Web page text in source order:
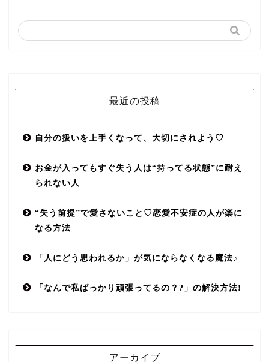
最近の投稿
自分の扱いを上手くなって、大切にされよう♡
お金が入ってもすぐ失う人は“持ってる状態”に耐え
られない人
“失う前提”で愛さないこと♡恋愛不安症の人が楽に
なる方法
「人にどう思われるか」が気にならなくなる魔法♪
「なんで私ばっかり頑張ってるの？?」の解決方法!
アーカイブ